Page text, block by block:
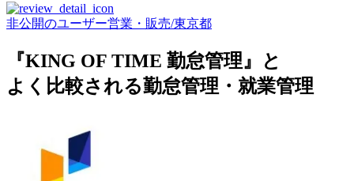
非公開のユーザー営業・販売/東京都
『KING OF TIME 勤怠管理』と
よく比較される勤怠管理・就業管理